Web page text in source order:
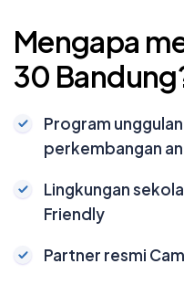
Mengapa
30
Program
perkembangan
Lingkungan
Friendly
Partner resmi